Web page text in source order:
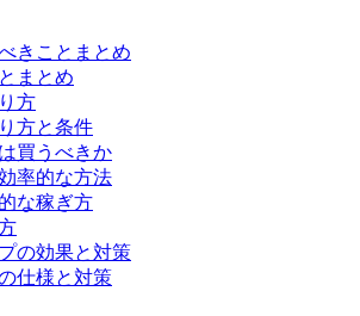
きことまとめ
まとめ
方
方と条件
買うべきか
率的な方法
な稼ぎ方
の効果と対策
仕様と対策